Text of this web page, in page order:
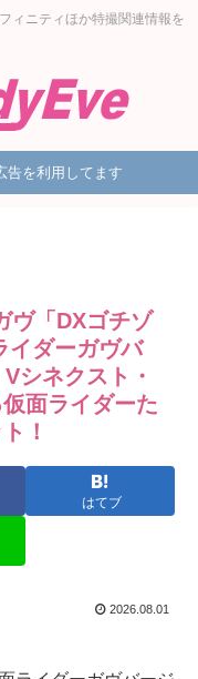
ィニティほか特撮関連情報を
告を利用してます
ヴ「DXゴチゾ
イダーガヴバ
シネクスト・
面ライダーた
！
はてブ
2026.08.01